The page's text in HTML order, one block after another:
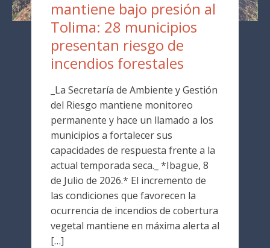
mantiene bajo presión al
Tolima: 28 municipios
presentan riesgo de
incendios forestales
_La Secretaría de Ambiente y Gestión
del Riesgo mantiene monitoreo
permanente y hace un llamado a los
municipios a fortalecer sus
capacidades de respuesta frente a la
actual temporada seca._ *Ibague, 8
de Julio de 2026.* El incremento de
las condiciones que favorecen la
ocurrencia de incendios de cobertura
vegetal mantiene en máxima alerta al
[…]